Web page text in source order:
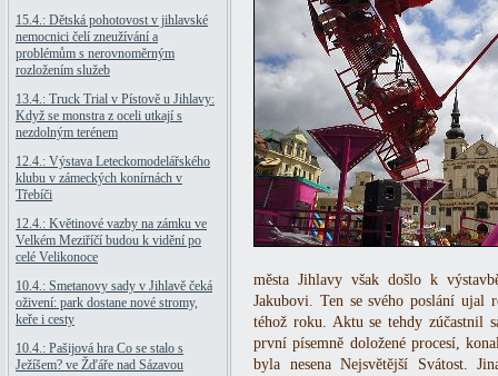
15.4.: Dětská pohotovost v jihlavské
nemocnici čelí zneužívání a
problémům s nerovnoměrným
rozložením služeb
13.4.: Truck Trial v Pístově u Jihlavy:
Když se monstra z oceli utkají s
nezdolným terénem
12.4.: Výstava Leteckomodelářského
klubu v zámeckých konírnách v
Třebíči
12.4.: Květinové vazby na zámku ve
Velkém Meziříčí budou k vidění po
celé Velikonoce
10.4.: Smetanovy sady v Jihlavě čeká
oživení: park dostane nové stromy,
keře i cesty
10.4.: Pašijová hra Co se stalo s
Ježíšem? ve Žďáře nad Sázavou
města Jihlavy však došlo k
Jakubovi. Ten se svého poslání ujal
téhož roku. Aktu se tehdy zúčastnil
první písemně doložené procesí,
byla nesena Nejsvětější Svátost.